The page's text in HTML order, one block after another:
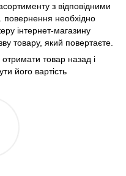
з відповідними
повернення необхідно
інтернет-магазину
товару, який повертаєте.
товар назад і
його вартість